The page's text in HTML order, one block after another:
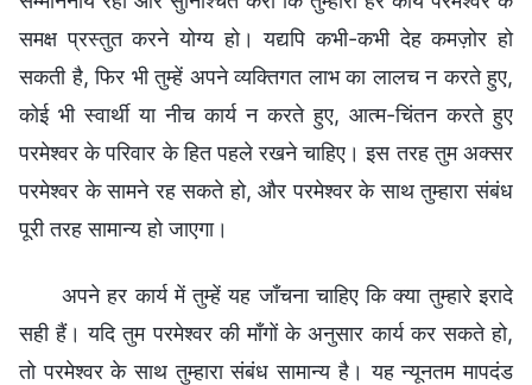
समक्ष प्रस्तुत करने योग्य हो। यद्यपि कभी-कभी देह कमज़ोर हो
सकती है, फिर भी तुम्हें अपने व्यक्तिगत लाभ का लालच न करते हुए,
कोई भी स्वार्थी या नीच कार्य न करते हुए, आत्म-चिंतन करते हुए
परमेश्वर के परिवार के हित पहले रखने चाहिए। इस तरह तुम अक्सर
परमेश्वर के सामने रह सकते हो, और परमेश्वर के साथ तुम्हारा संबंध
पूरी तरह सामान्य हो जाएगा।
अपने हर कार्य में तुम्हें यह जाँचना चाहिए कि क्या तुम्हारे इरादे
सही हैं। यदि तुम परमेश्वर की माँगों के अनुसार कार्य कर सकते हो,
तो परमेश्वर के साथ तुम्हारा संबंध सामान्य है। यह न्यूनतम मापदंड